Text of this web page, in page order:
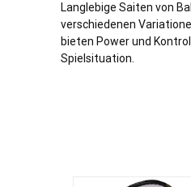
Langlebige Saiten von
verschiedenen
bieten Power und
Spielsituation.